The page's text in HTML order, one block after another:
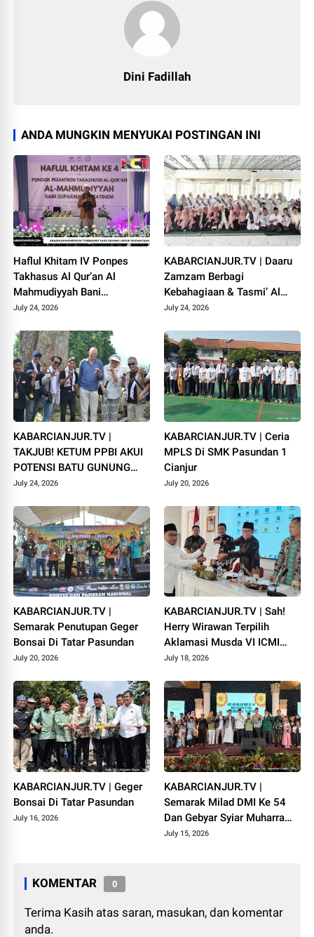
Dini Fadillah
ANDA MUNGKIN MENYUKAI POSTINGAN INI
Haflul Khitam IV Ponpes
Takhasus Al Qur’an Al
Mahmudiyyah Bani
Suparman Assatinem
July 24, 2026
KABARCIANJUR.TV | Daaru
Zamzam Berbagi
Kebahagiaan & Tasmi’ Al
Qur’an Sambut Muharram
July 24, 2026
KABARCIANJUR.TV |
TAKJUB! KETUM PPBI AKUI
POTENSI BATU GUNUNG
PADANG
July 24, 2026
KABARCIANJUR.TV | Ceria
MPLS Di SMK Pasundan 1
Cianjur
July 20, 2026
KABARCIANJUR.TV |
Semarak Penutupan Geger
Bonsai Di Tatar Pasundan
July 20, 2026
KABARCIANJUR.TV | Sah!
Herry Wirawan Terpilih
Aklamasi Musda VI ICMI
Orda Cianjur
July 18, 2026
KABARCIANJUR.TV | Geger
Bonsai Di Tatar Pasundan
July 16, 2026
KABARCIANJUR.TV |
Semarak Milad DMI Ke 54
Dan Gebyar Syiar Muharram
1448 H
July 15, 2026
KOMENTAR 0
Terima Kasih atas saran, masukan, dan komentar
anda.